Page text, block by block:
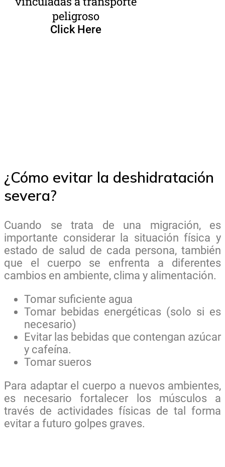
peligroso
Click Here
¿Cómo evitar la deshidratación
severa?
Cuando se trata de una migración, es
importante considerar la situación física y
estado de salud de cada persona, también
que el cuerpo se enfrenta a diferentes
cambios en ambiente, clima y alimentación.
Tomar suficiente agua
Tomar bebidas energéticas (solo si es
necesario)
Evitar las bebidas que contengan azúcar
y cafeína.
Tomar sueros
Para adaptar el cuerpo a nuevos ambientes,
es necesario fortalecer los músculos a
través de actividades físicas de tal forma
evitar a futuro golpes graves.